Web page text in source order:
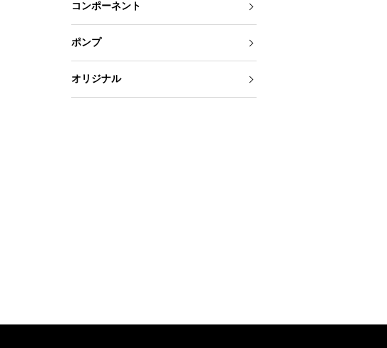
コンポーネント
ポンプ
オリジナル